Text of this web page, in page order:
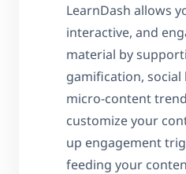
LearnDash allows
interactive, and
material by
gamification, social
micro-content
customize your
up engagement
feeding your